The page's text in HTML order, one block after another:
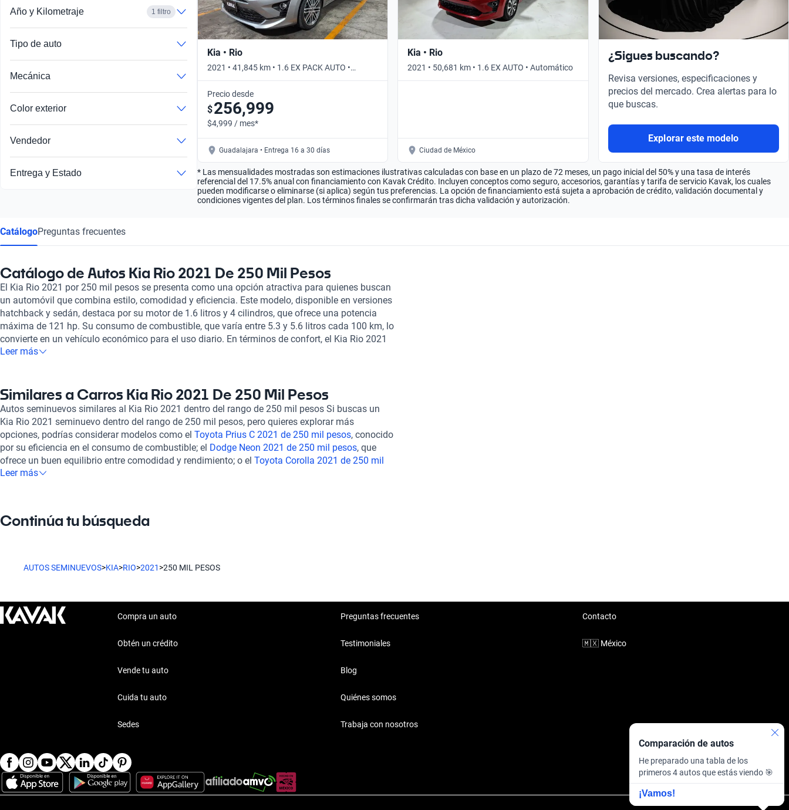
Año y Kilometraje 1 filtro
Tipo de auto
Mecánica
Color exterior
Vendedor
Entrega y Estado
Kia • Rio
2021 • 41,845 km • 1.6 EX PACK AUTO •
Automático
Precio desde
$256,999
$4,999 / mes*
Guadalajara • Entrega 16 a 30 días
Kia • Rio
2021 • 50,681 km • 1.6 EX AUTO • Automático
Ciudad de México
¿Sigues buscando?
Revisa versiones, especificaciones y
precios del mercado. Crea alertas para lo
que buscas.
Explorar este modelo
* Las mensualidades mostradas son estimaciones ilustrativas calculadas con base en un plazo de 72 meses, un pago inicial del 50% y una tasa de interés
referencial del 17.5% anual con financiamiento con Kavak Crédito. Incluyen conceptos como seguro, accesorios, garantías y tarifa de servicio Kavak, los cuales
pueden modificarse o eliminarse (si aplica) según tus preferencias. La opción de financiamiento está sujeta a aprobación de crédito, validación documental y
condiciones vigentes del plan. Los términos finales se confirmarán tras dicha validación y autorización.
CatálogoPreguntas frecuentes
Catálogo de Autos Kia Rio 2021 De 250 Mil Pesos
El Kia Rio 2021 por 250 mil pesos se presenta como una opción atractiva para quienes buscan
un automóvil que combina estilo, comodidad y eficiencia. Este modelo, disponible en versiones
hatchback y sedán, destaca por su motor de 1.6 litros y 4 cilindros, que ofrece una potencia
máxima de 121 hp. Su consumo de combustible, que varía entre 5.3 y 5.6 litros cada 100 km, lo
convierte en un vehículo económico para el uso diario. En términos de confort, el Kia Rio 2021
tiene capacidad para cinco ocupantes, con la opción de asientos de tela o cuero, adaptándose
primordial en este modelo, al ofrecer entre 2 y 6 bolsas de aire, así como opciones de sensores
y cámara de reversa. Al considerar tu compra en Kavak, es fundamental saber que todos
nuestros vehículos pasan por una exhaustiva inspección de más de 240 puntos, asegurando
que cada auto esté en estado mecánico y estético óptimo. Ofrecemos financiamiento flexible y
planes de garantía ajustados a tus necesidades, además de una experiencia de compra 100%
en línea, con soporte postventa para responder cualquier inquietud. Si estás pensando en otras
opciones similares al Kia Rio 2021, también puedes explorar el
Toyota Hilux 2021 de 250 mil
Leer más
Similares a Carros Kia Rio 2021 De 250 Mil Pesos
Autos seminuevos similares al Kia Rio 2021 dentro del rango de 250 mil pesos Si buscas un
Kia Rio 2021 seminuevo dentro del rango de 250 mil pesos, pero quieres explorar más
opciones, podrías considerar modelos como el Toyota Prius C 2021 de 250 mil pesos, conocido
por su eficiencia en el consumo de combustible; el Dodge Neon 2021 de 250 mil pesos, que
ofrece un buen equilibrio entre comodidad y rendimiento; o el Toyota Corolla 2021 de 250 mil
pesos, un sedán que destaca por su confiabilidad y tecnología. Estas alternativas ofrecen
Leer más
Continúa tu búsqueda
AUTOS SEMINUEVOS>KIA>RIO>2021 >250 MIL PESOS
Comparación de autos
He preparado una tabla de los
primeros 4 autos que estás viendo 🎯
¡Vamos!
Compra un auto
Obtén un crédito
Vende tu auto
Cuida tu auto
Sedes
Preguntas frecuentes
Testimoniales
Blog
Quiénes somos
Trabaja con nosotros
Contacto
🇲🇽 México